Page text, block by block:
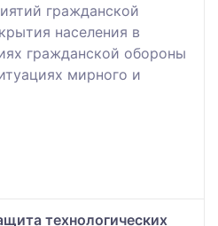
гражданской
населения в
гражданской обороны
мирного и
технологических